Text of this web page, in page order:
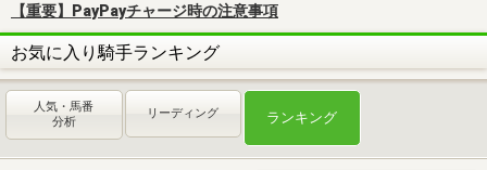
【重要】PayPayチャージ時の注意事項
お気に入り騎手ランキング
人気・馬番
分析
リーディング ランキング